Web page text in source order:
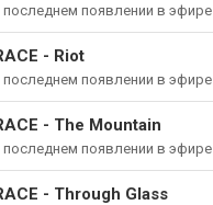
появлении в эфире
- Riot
появлении в эфире
- The Mountain
появлении в эфире
- Through Glass